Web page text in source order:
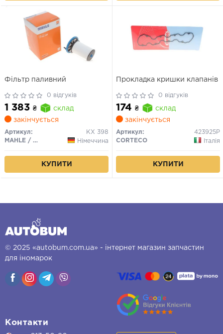
Фільтр паливний
0 відгуків
1 383 ₴
склад
закінчується
Артикул:
KX 398
MAHLE / KNECHT
Німеччина
КУПИТИ
Прокладка кришки клапанів
0 відгуків
174 ₴
склад
закінчується
Артикул:
423925P
CORTECO
Італія
КУПИТИ
© 2025 «autobum.com.ua» - інтернет магазин запчастин
для іномарок
Контакти